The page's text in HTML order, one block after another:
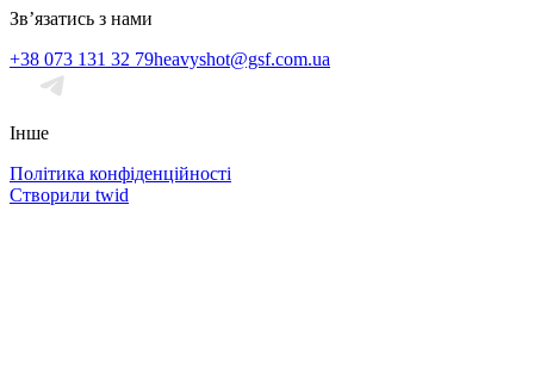
Звʼязатись з нами
+38 073 131 32 79heavyshot@gsf.com.ua
Інше
Політика конфіденційності
Створили twid